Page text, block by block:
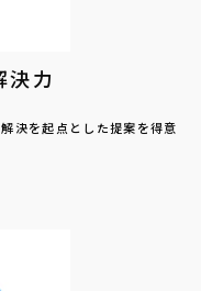
決力
決を起点とした提案を得意